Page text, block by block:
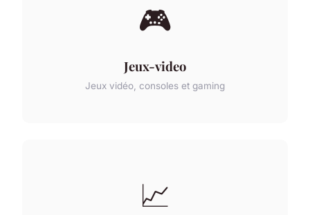
🎮
Jeux-video
Jeux vidéo, consoles et gaming
📈